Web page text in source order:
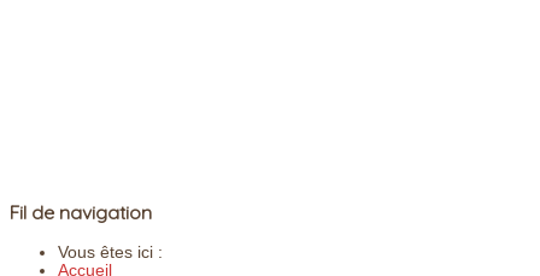
Fil de navigation
Vous êtes ici :
Accueil